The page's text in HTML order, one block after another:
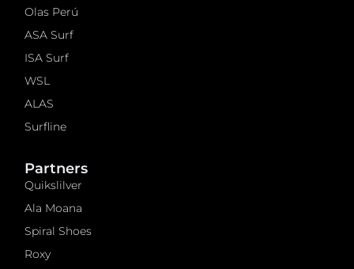
Olas Perú
ASA Surf
ISA Surf
WSL
ALAS
Surfline
Partners
Quikslilver
Ala Moana
Spiral Shoes
Roxy